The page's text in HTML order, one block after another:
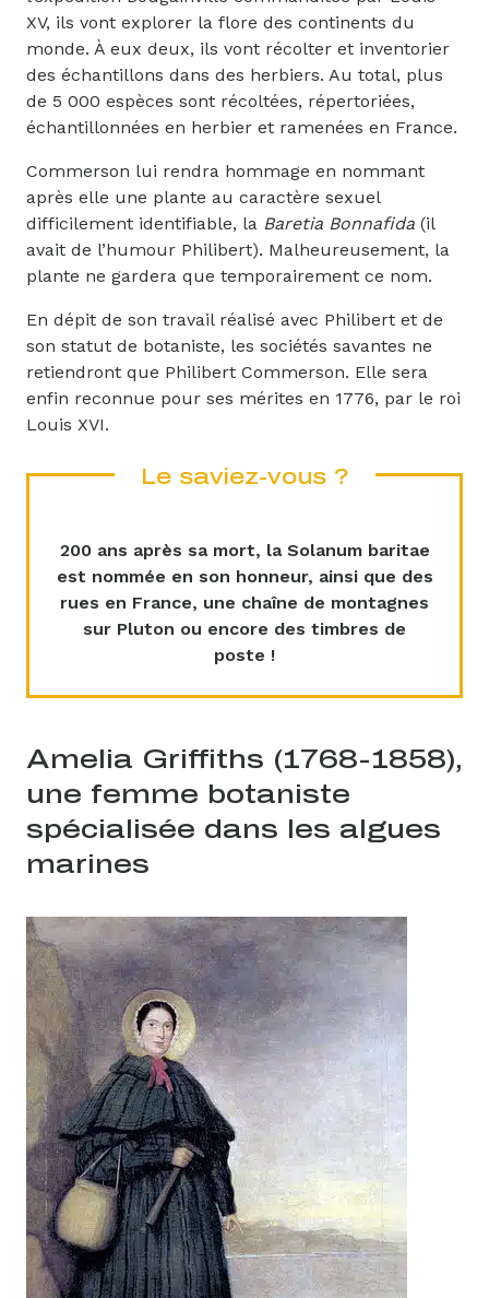
XV, ils vont explorer la flore des continents du
monde. À eux deux, ils vont récolter et inventorier
des échantillons dans des herbiers. Au total, plus
de 5 000 espèces sont récoltées, répertoriées,
échantillonnées en herbier et ramenées en France.
Commerson lui rendra hommage en nommant
après elle une plante au caractère sexuel
difficilement identifiable, la Baretia Bonnafida (il
avait de l’humour Philibert). Malheureusement, la
plante ne gardera que temporairement ce nom.
En dépit de son travail réalisé avec Philibert et de
son statut de botaniste, les sociétés savantes ne
retiendront que Philibert Commerson. Elle sera
enfin reconnue pour ses mérites en 1776, par le roi
Louis XVI.
Le saviez-vous ?
200 ans après sa mort, la Solanum baritae
est nommée en son honneur, ainsi que des
rues en France, une chaîne de montagnes
sur Pluton ou encore des timbres de
poste !
Amelia Griffiths (1768-1858),
une femme botaniste
spécialisée dans les algues
marines